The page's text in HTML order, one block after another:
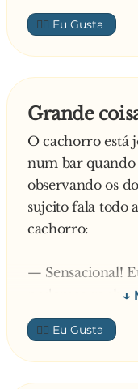
👍🏼
Grande
O cachorro está
num bar quando
observando os
sujeito fala todo
cachorro:
— Sensacional!
podemos
cachorro.
apresentação
O dono do
👍🏼